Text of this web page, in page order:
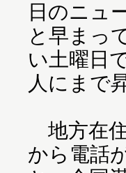
日のニュ
と早まっ
い土曜日
人にまで
地方在
から電話